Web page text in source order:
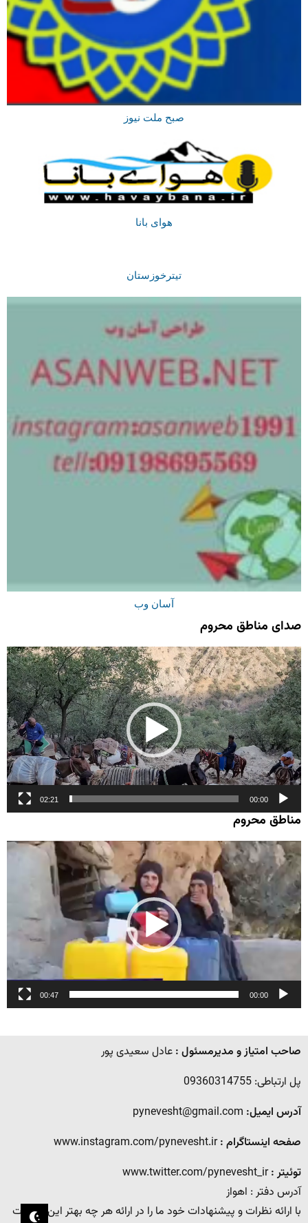
صبح ملت نیوز
هوای بانا
تیترخوزستان
آسان وب
صدای مناطق محروم
نمایشگر
ویدیو
00:00
02:21
مناطق محروم
نمایشگر
ویدیو
00:00
00:47
صاحب امتیاز و مدیرمسئول : عادل سعیدی پور
پل ارتباطی: 09360314755
آدرس ایمیل:
صفحه اینستاگرام :www.instagram.com/pynevesht.ir
توئیتر :www.twitter.com/pynevesht_ir
آدرس دفتر : اهواز
با ارائه نظرات و پیشنهادات خود ما را در ارائه هر چه بهتر این خدمات